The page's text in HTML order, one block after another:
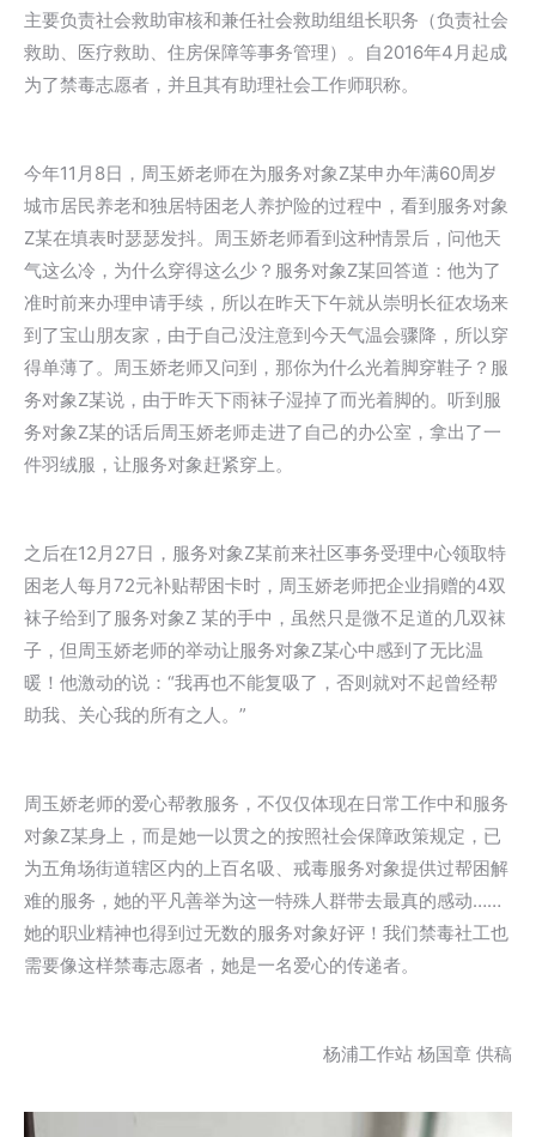
主要负责社会救助审核和兼任社会救助组组长职务（负责社会
救助、医疗救助、住房保障等事务管理）。自2016年4月起成
为了禁毒志愿者，并且其有助理社会工作师职称。
今年11月8日，周玉娇老师在为服务对象Z某申办年满60周岁
城市居民养老和独居特困老人养护险的过程中，看到服务对象
Z某在填表时瑟瑟发抖。周玉娇老师看到这种情景后，问他天
气这么冷，为什么穿得这么少？服务对象Z某回答道：他为了
准时前来办理申请手续，所以在昨天下午就从崇明长征农场来
到了宝山朋友家，由于自己没注意到今天气温会骤降，所以穿
得单薄了。周玉娇老师又问到，那你为什么光着脚穿鞋子？服
务对象Z某说，由于昨天下雨袜子湿掉了而光着脚的。听到服
务对象Z某的话后周玉娇老师走进了自己的办公室，拿出了一
件羽绒服，让服务对象赶紧穿上。
之后在12月27日，服务对象Z某前来社区事务受理中心领取特
困老人每月72元补贴帮困卡时，周玉娇老师把企业捐赠的4双
袜子给到了服务对象Z 某的手中，虽然只是微不足道的几双袜
子，但周玉娇老师的举动让服务对象Z某心中感到了无比温
暖！他激动的说：“我再也不能复吸了，否则就对不起曾经帮
助我、关心我的所有之人。”
周玉娇老师的爱心帮教服务，不仅仅体现在日常工作中和服务
对象Z某身上，而是她一以贯之的按照社会保障政策规定，已
为五角场街道辖区内的上百名吸、戒毒服务对象提供过帮困解
难的服务，她的平凡善举为这一特殊人群带去最真的感动……
她的职业精神也得到过无数的服务对象好评！我们禁毒社工也
需要像这样禁毒志愿者，她是一名爱心的传递者。
杨浦工作站 杨国章 供稿